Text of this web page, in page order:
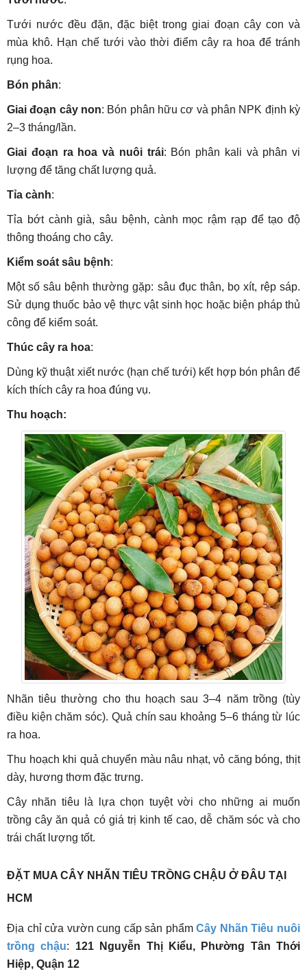
Tưới nước đều đặn, đặc biệt trong giai đoạn cây con và
mùa khô. Hạn chế tưới vào thời điểm cây ra hoa để tránh
rụng hoa.
Bón phân:
Giai đoạn cây non: Bón phân hữu cơ và phân NPK định kỳ
2–3 tháng/lần.
Giai đoạn ra hoa và nuôi trái: Bón phân kali và phân vi
lượng để tăng chất lượng quả.
Tỉa cành:
Tỉa bớt cành già, sâu bệnh, cành mọc rậm rạp để tạo độ
thông thoáng cho cây.
Kiểm soát sâu bệnh:
Một số sâu bệnh thường gặp: sâu đục thân, bọ xít, rệp sáp.
Sử dụng thuốc bảo vệ thực vật sinh học hoặc biện pháp thủ
công để kiểm soát.
Thúc cây ra hoa:
Dùng kỹ thuật xiết nước (hạn chế tưới) kết hợp bón phân để
kích thích cây ra hoa đúng vụ.
Thu hoạch:
Nhãn tiêu thường cho thu hoạch sau 3–4 năm trồng (tùy
điều kiện chăm sóc). Quả chín sau khoảng 5–6 tháng từ lúc
ra hoa.
Thu hoạch khi quả chuyển màu nâu nhạt, vỏ căng bóng, thịt
dày, hương thơm đặc trưng.
Cây nhãn tiêu là lựa chọn tuyệt vời cho những ai muốn
trồng cây ăn quả có giá trị kinh tế cao, dễ chăm sóc và cho
trái chất lượng tốt.
ĐẶT MUA CÂY NHÃN TIÊU TRỒNG CHẬU Ở ĐÂU TẠI
HCM
Địa chỉ cửa vườn cung cấpsản phẩmCây Nhãn Tiêu nuôi
trồng chậu: 121 Nguyễn Thị Kiểu, Phường Tân Thới
Hiệp, Quận 12